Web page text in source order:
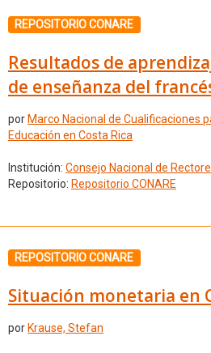
REPOSITORIO CONARE
Resultados de
de enseñanza del
por Marco Nacional de Cualificaciones
Educación en Costa Rica
Institución: Consejo Nacional de
Repositorio: Repositorio CONARE
REPOSITORIO CONARE
Situación monetaria en
por Krause, Stefan